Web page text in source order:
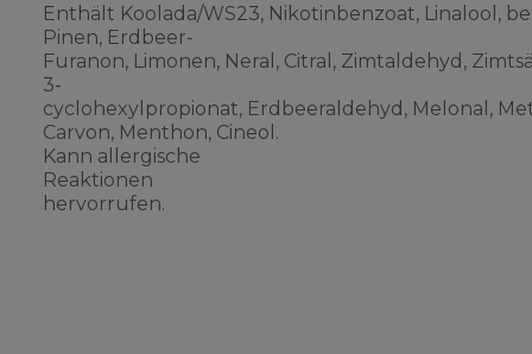
Enthält Koolada/WS23, Nikotinbenzoat, Linalool,
Pinen, Erdbeer-
Furanon, Limonen, Neral, Citral, Zimtaldehyd,
3-
cyclohexylpropionat, Erdbeeraldehyd, Melonal,
Carvon, Menthon, Cineol.
Kann allergische
Reaktionen
hervorrufen.